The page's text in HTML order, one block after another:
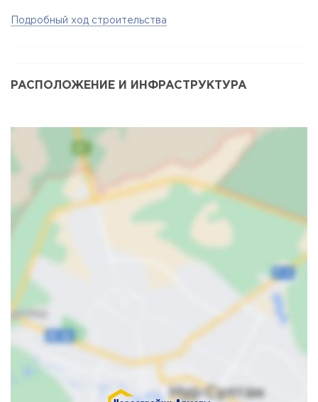
Подробный ход строительства
РАСПОЛОЖЕНИЕ И ИНФРАСТРУКТУРА